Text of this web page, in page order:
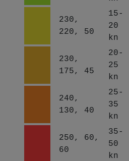
230,
220, 50
15-
20
kn
230,
175, 45
20-
25
kn
240,
130, 40
25-
35
kn
250, 60,
60
35-
50
kn